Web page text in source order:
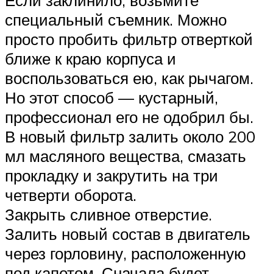
специальный съемник. Можно
просто пробить фильтр отверткой
ближе к краю корпуса и
воспользоваться ею, как рычагом.
Но этот способ — кустарный,
профессионал его не одобрил бы.
В новый фильтр залить около 200
мл масляного вещества, смазать
прокладку и закрутить на три
четверти оборота.
Закрыть сливное отверстие.
Залить новый состав в двигатель
через горловину, расположенную